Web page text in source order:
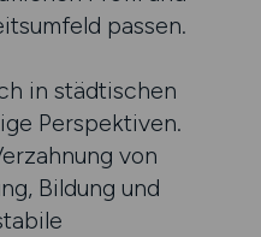
passen.
in städtischen
Perspektiven.
von
Bildung und